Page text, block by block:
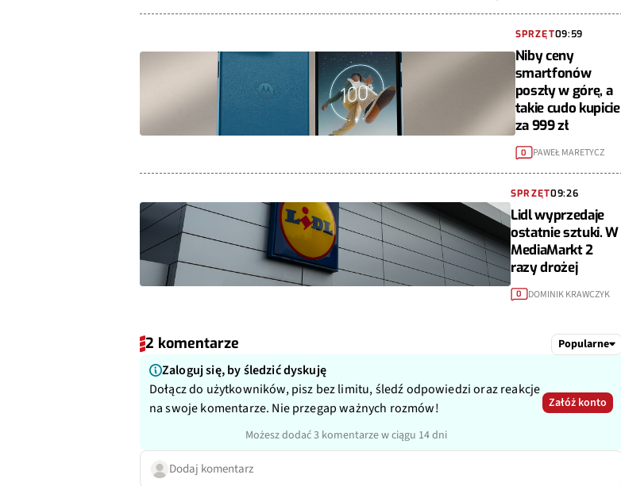
SPRZĘT09:59
Niby ceny
smartfonów
poszły w górę, a
takie cudo kupicie
za 999 zł
0 PAWEŁ MARETYCZ
SPRZĘT09:26
Lidl wyprzedaje
ostatnie sztuki. W
MediaMarkt 2
razy drożej
0 DOMINIK KRAWCZYK
2 komentarze Popularne
Zaloguj się, by śledzić dyskuję
Dołącz do użytkowników, pisz bez limitu, śledź odpowiedzi oraz reakcje
na swoje komentarze. Nie przegap ważnych rozmów!
Możesz dodać 3 komentarze w ciągu 14 dni
Załóż konto
Dodaj komentarz